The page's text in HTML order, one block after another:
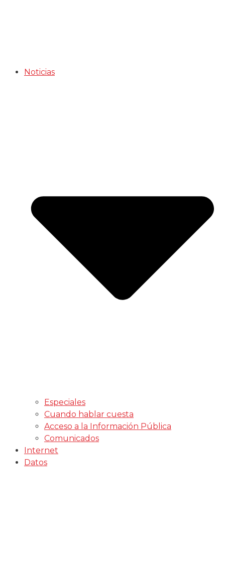
Noticias
Especiales
Cuando hablar cuesta
Acceso a la Información Pública
Comunicados
Internet
Datos